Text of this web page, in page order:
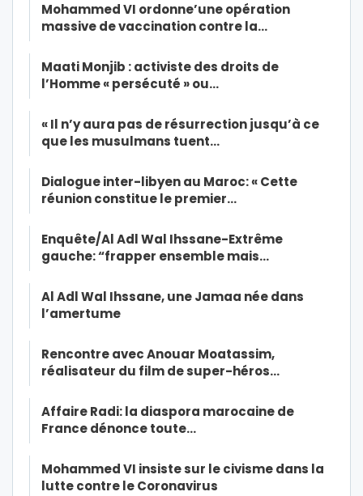
Mohammed VI ordonne’une opération
massive de vaccination contre la…
Maati Monjib : activiste des droits de
l’Homme « persécuté » ou…
« Il n’y aura pas de résurrection jusqu’à ce
que les musulmans tuent…
Dialogue inter-libyen au Maroc: « Cette
réunion constitue le premier…
Enquête/Al Adl Wal Ihssane-Extrême
gauche: “frapper ensemble mais…
Al Adl Wal Ihssane, une Jamaa née dans
l’amertume
Rencontre avec Anouar Moatassim,
réalisateur du film de super-héros…
Affaire Radi: la diaspora marocaine de
France dénonce toute…
Mohammed VI insiste sur le civisme dans la
lutte contre le Coronavirus